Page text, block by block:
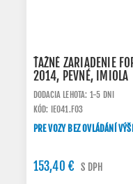
ŤAŽNÉ ZARIADENIE
2014, PEVNÉ, IMIOLA
DODACIA LEHOTA: 1-5 DNI
KÓD: IE041.FO3
PRE VOZY BEZ OVLÁDÁNÍ
153,40 € S DPH